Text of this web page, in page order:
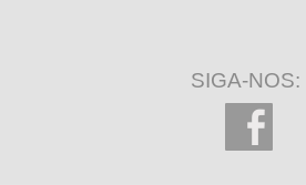
SIGA-NOS: